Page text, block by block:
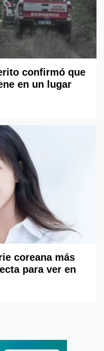
confirmó que
en un lugar
coreana más
para ver en